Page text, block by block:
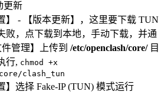
更新
】 - 【版本更新】，这里要下载 TUN
败，点下载到本地，手动下载，并通
管理】上传到 /etc/openclash/core/目
行, chmod +x
clash_tun
】选择 Fake-IP (TUN) 模式运行